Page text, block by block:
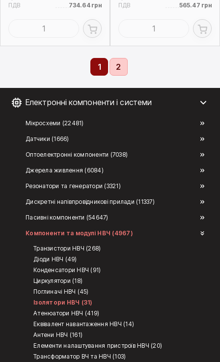
Електронні компоненти і системи
Мікросхеми (22481)
Датчики (1666)
Оптоелектронні компоненти (7038)
Джерела живлення (6084)
Резонатори та генератори (3321)
Дискретні напівпровідникові прилади (11337)
Пасивні компоненти (54647)
Компоненти та модулі НВЧ (4967)
Транзистори НВЧ (268)
Діоди НВЧ (49)
Конденсатори НВЧ (91)
Циркулятори (18)
Поглиначі НВЧ (45)
Ізолятори НВЧ (31)
Атенюатори НВЧ (419)
Еквівалент навантаження НВЧ (14)
Антени НВЧ (161)
Елементи налаштування пристроїв НВЧ (20)
Трансформатор ВЧ та НВЧ (103)
ПДВ
734.64 грн
ПДВ
565.47 грн
1 2